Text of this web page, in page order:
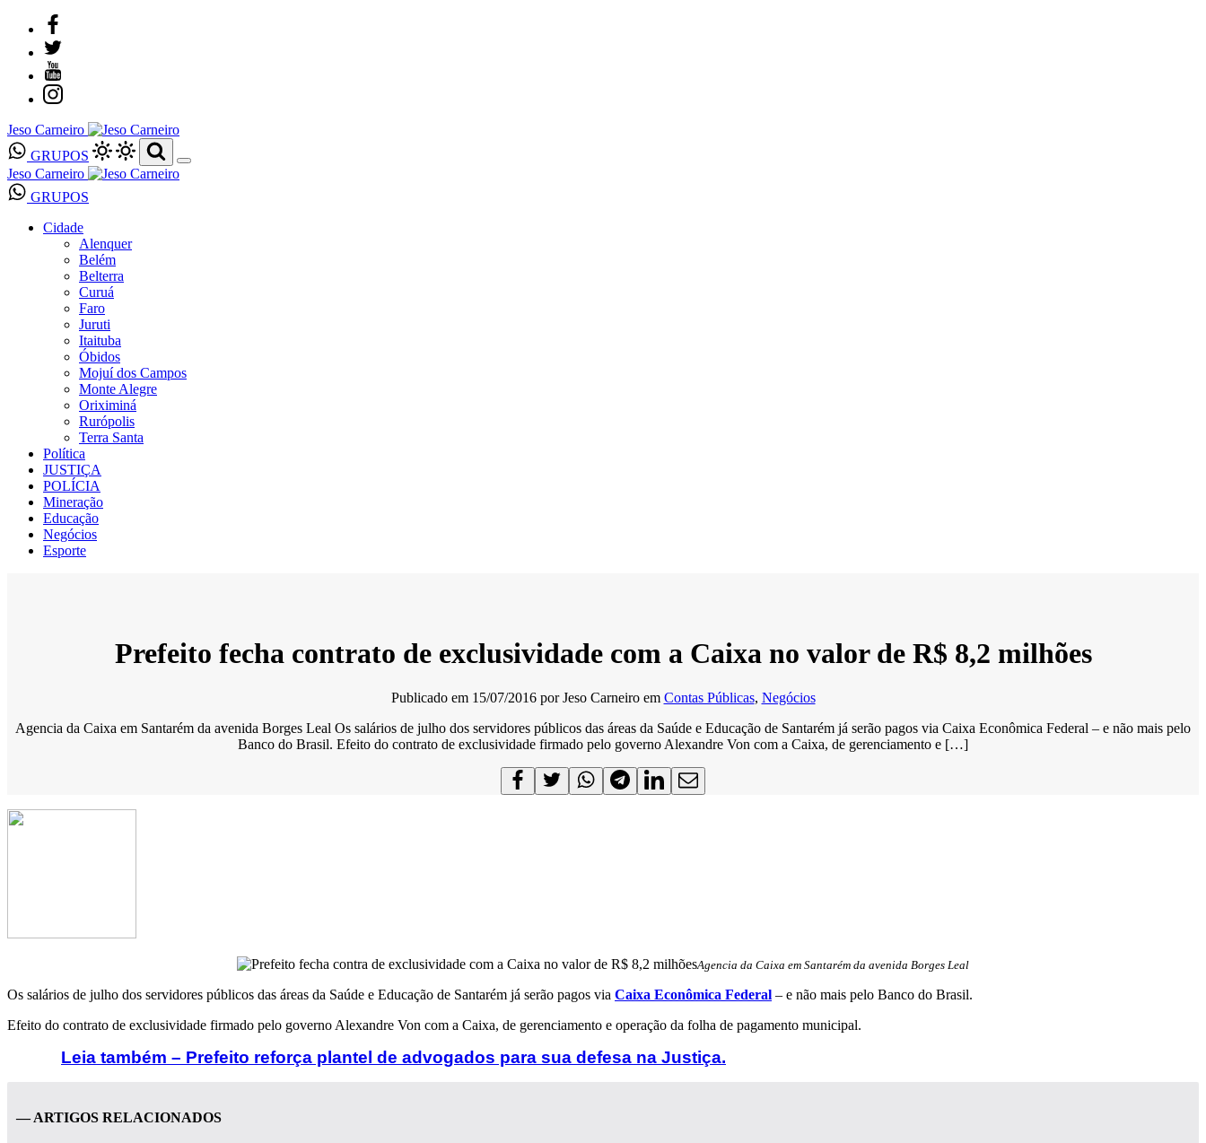
Jeso Carneiro
GRUPOS
Jeso Carneiro
GRUPOS
Cidade
Alenquer
Belém
Belterra
Curuá
Faro
Juruti
Itaituba
Óbidos
Mojuí dos Campos
Monte Alegre
Oriximiná
Rurópolis
Terra Santa
Política
JUSTIÇA
POLÍCIA
Mineração
Educação
Negócios
Esporte
Prefeito fecha contrato de exclusividade com a Caixa no valor de R$ 8,2 milhões
Publicado em 15/07/2016 porJeso Carneiro em Contas Públicas, Negócios
Agencia da Caixa em Santarém da avenida Borges Leal Os salários de julho dos servidores públicos das áreas da Saúde e Educação de Santarém já serão pagos via Caixa Econômica Federal – e não mais pelo
Banco do Brasil. Efeito do contrato de exclusividade firmado pelo governo Alexandre Von com a Caixa, de gerenciamento e […]
Agencia da Caixa em Santarém da avenida Borges Leal
Os salários de julho dos servidores públicos das áreas da Saúde e Educação de Santarém já serão pagos via Caixa Econômica Federal – e não mais pelo Banco do Brasil.
Efeito do contrato de exclusividade firmado pelo governo Alexandre Von com a Caixa, de gerenciamento e operação da folha de pagamento municipal.
Leia também – Prefeito reforça plantel de advogados para sua defesa na Justiça.
— ARTIGOS RELACIONADOS